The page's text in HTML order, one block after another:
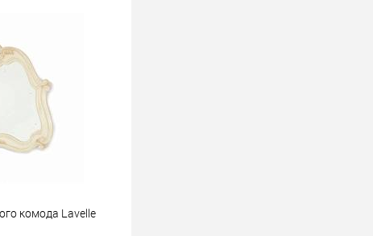
комода Lavelle